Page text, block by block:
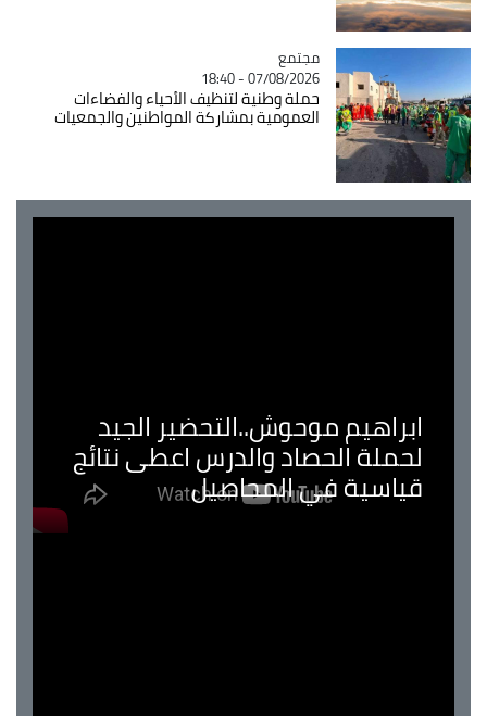
Catégorie
مجتمع
07/08/2026 - 18:40
حملة وطنية لتنظيف الأحياء والفضاءات
العمومية بمشاركة المواطنين والجمعيات
ابراهيم موحوش..التحضير الجيد
لحملة الحصاد والدرس اعطى نتائج
قياسية في المحاصيل